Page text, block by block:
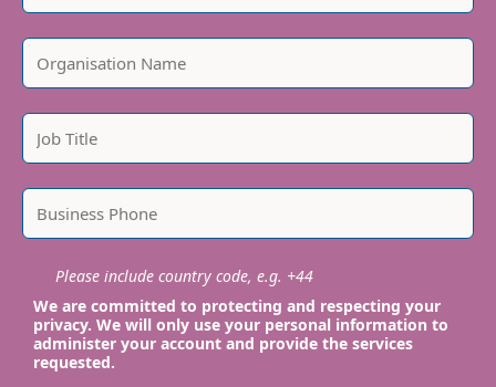
Please include country code, e.g. +44
We are committed to protecting and respecting your
privacy. We will only use your personal information to
administer your account and provide the services
requested.